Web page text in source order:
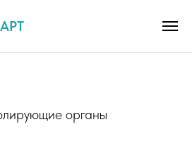
органы